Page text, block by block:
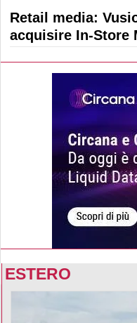
Retail media:
acquisire In-Store
ESTERO